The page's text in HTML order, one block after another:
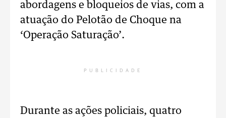
abordagens e bloqueios de vias, com a
atuação do Pelotão de Choque na
‘Operação Saturação’.
PUBLICIDADE
Durante as ações policiais, quatro